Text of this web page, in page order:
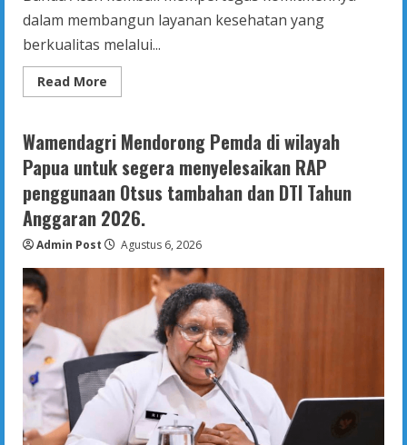
dalam membangun layanan kesehatan yang
berkualitas melalui...
Read More
more
Lantik
Direktur
Baru
RSUD
Meuraxa
Wamendagri Mendorong Pemda di wilayah
Papua untuk segera menyelesaikan RAP
penggunaan Otsus tambahan dan DTI Tahun
Anggaran 2026.
Admin Post Agustus 6, 2026